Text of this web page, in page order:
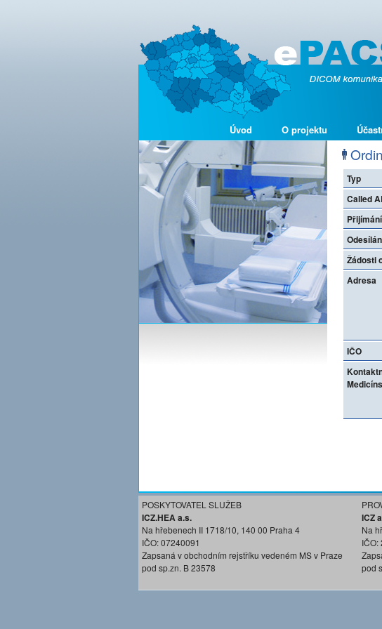
Úvod O projektu
Typ
Called
Žádosti
Adresa
IČO
POSKYTOVATEL SLUŽEB
ICZ.HEA a.s.
Na hřebenech II 1718/10, 140 00 Praha 4
IČO: 07240091
Zapsaná v obchodním rejstříku vedeném MS v Praze
pod sp.zn. B 23578
ICZ
Na
IČO:
pod